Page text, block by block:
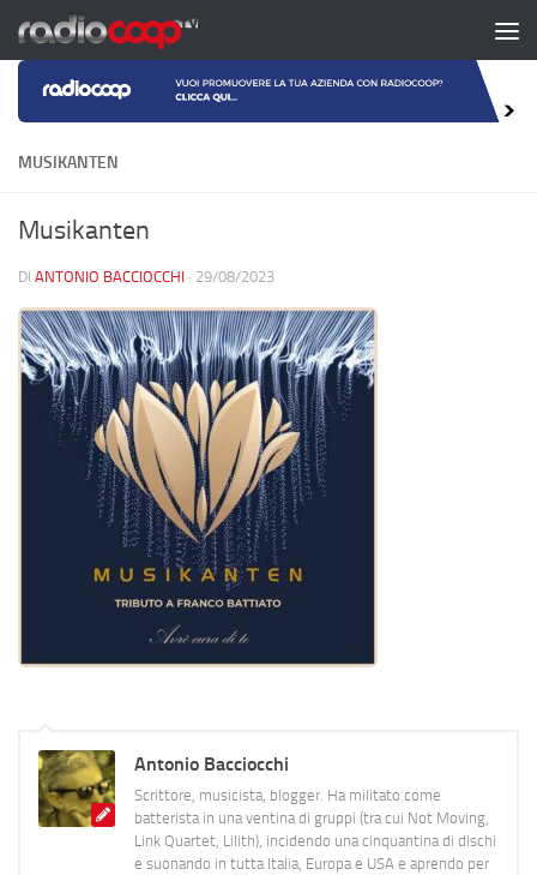
Salta al contenuto
MUSIKANTEN
Musikanten
DI ANTONIO BACCIOCCHI · 29/08/2023
Antonio Bacciocchi
Scrittore, musicista, blogger. Ha militato come
batterista in una ventina di gruppi (tra cui Not Moving,
Link Quartet, Lilith), incidendo una cinquantina di dischi
e suonando in tutta Italia, Europa e USA e aprendo per